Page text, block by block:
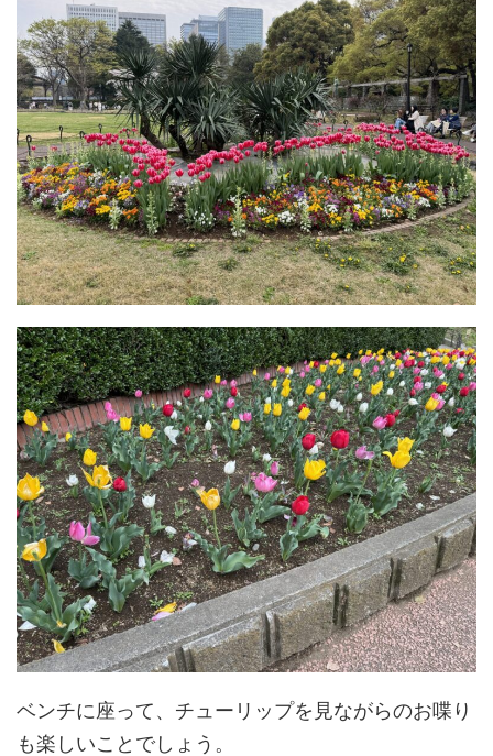
ベンチに座って、チューリップを見ながらのお喋り
も楽しいことでしょう。